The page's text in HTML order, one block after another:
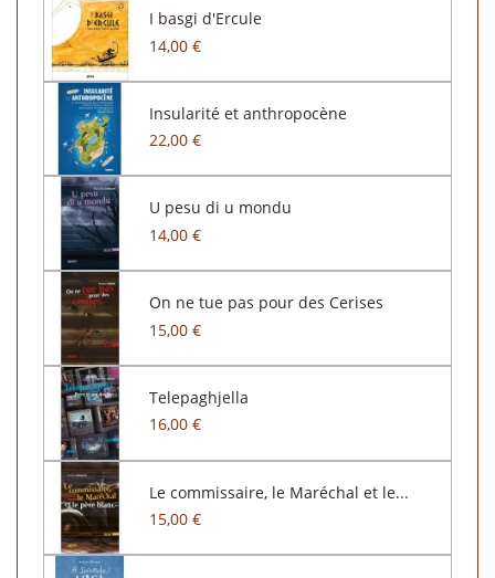
I basgi d'Ercule
14,00 €
Insularité et anthropocène
22,00 €
U pesu di u mondu
14,00 €
On ne tue pas pour des Cerises
15,00 €
Telepaghjella
16,00 €
Le commissaire, le Maréchal et le...
15,00 €